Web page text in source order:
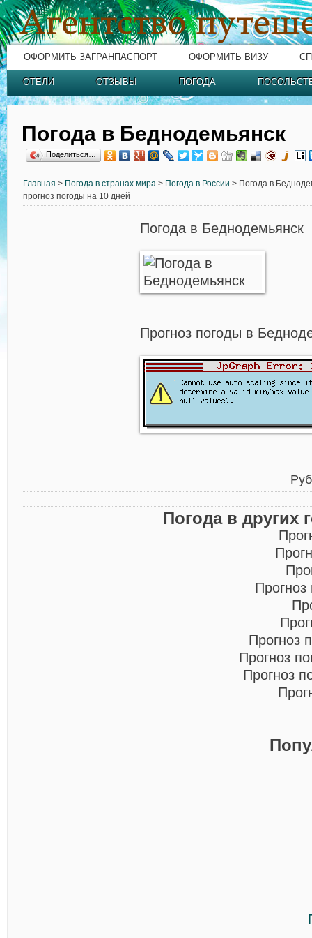
ОФОРМИТЬ ЗАГРАНПАСПОРТ ОФОРМИТЬ ВИЗУ
ОТЕЛИ ОТЗЫВЫ ПОГОДА
Погода в Беднодемьянск
Поделиться…
Главная > Погода в странах мира > Погода в России > Погода в
прогноз погоды на 10 дней
Погода в Беднодемьянск
Прогноз погоды в
Погода в других
Прогноз
Прогноз
Прогноз